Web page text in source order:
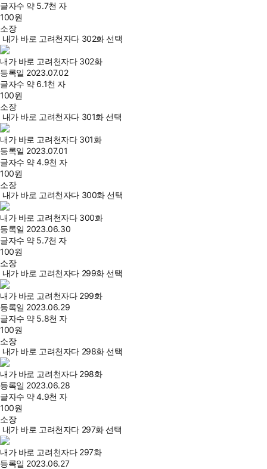
글자수 약 5.7천 자
100원
소장
내가 바로 고려천자다 302화 선택
내가 바로 고려천자다 302화
등록일 2023.07.02
글자수 약 6.1천 자
100원
소장
내가 바로 고려천자다 301화 선택
내가 바로 고려천자다 301화
등록일 2023.07.01
글자수 약 4.9천 자
100원
소장
내가 바로 고려천자다 300화 선택
내가 바로 고려천자다 300화
등록일 2023.06.30
글자수 약 5.7천 자
100원
소장
내가 바로 고려천자다 299화 선택
내가 바로 고려천자다 299화
등록일 2023.06.29
글자수 약 5.8천 자
100원
소장
내가 바로 고려천자다 298화 선택
내가 바로 고려천자다 298화
등록일 2023.06.28
글자수 약 4.9천 자
100원
소장
내가 바로 고려천자다 297화 선택
내가 바로 고려천자다 297화
등록일 2023.06.27